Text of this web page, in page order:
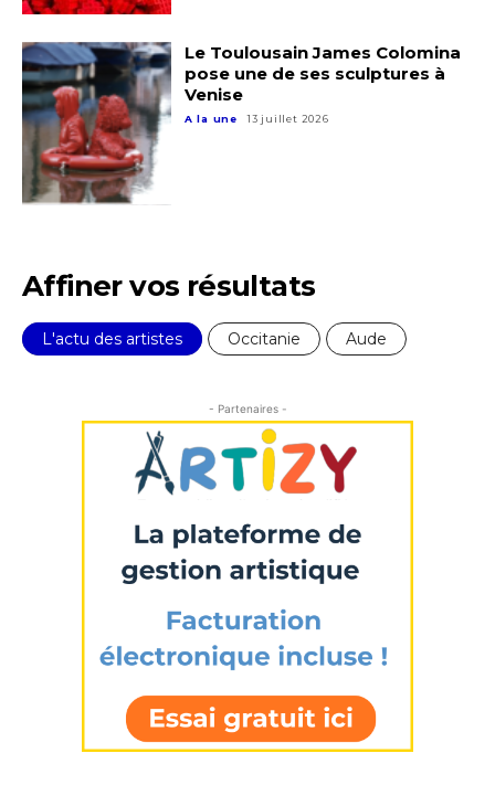
Nom
Prénom
Statut / Organisation
J'accepte les termes et conditions
* Champ obligatoire
Adresse email*
J'accepte lestermes et conditions
* Champ obligatoire
Le Toulousain James Colomina
pose une de ses sculptures à
Venise
A la une 13 juillet 2026
Affiner vos résultats
L'actu des artistes Occitanie Aude
- Partenaires -